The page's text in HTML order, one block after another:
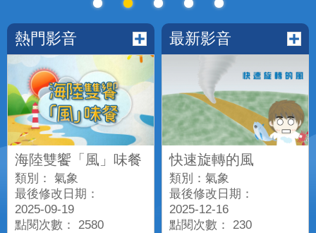
熱門影音
海陸雙饗「風」味餐
類別： 氣象
最後修改日期：
2025-09-19
點閱次數： 2580
最新影音
快速旋轉的風
類別：氣象
最後修改日期：
2025-12-16
點閱次數： 230